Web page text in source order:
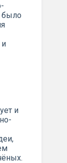
было
и